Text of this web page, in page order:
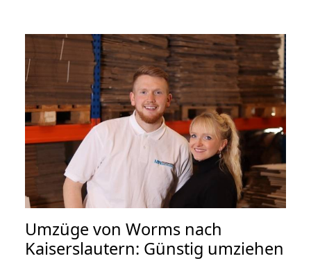
Umzüge von Worms nach
Kaiserslautern: Günstig umziehen